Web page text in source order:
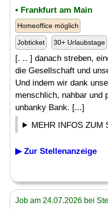
• Frankfurt am Main
Homeoffice möglich
Jobticket 30+ Urlaubstage
[. .. ] danach streben,
die Gesellschaft und
Und indem wir dank
menschlich, nahbar und
unbanky Bank. [...]
MEHR INFOS ZUM
▶ Zur Stellenanzeige
Job am 24.07.2026 bei